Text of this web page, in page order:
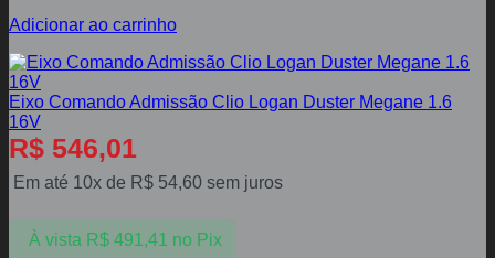
Adicionar ao carrinho
Eixo Comando Admissão Clio Logan Duster Megane 1.6
16V
R$ 546,01
Em até 10x de R$ 54,60 sem juros
À vista R$491,41 no Pix